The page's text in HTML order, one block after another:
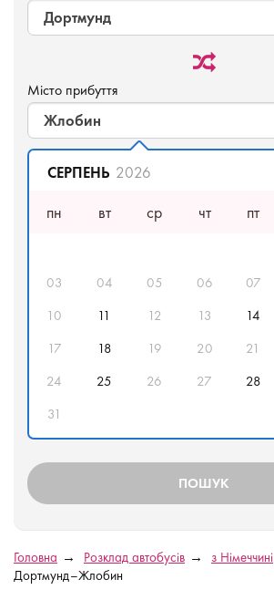
Дортмунд
Місто прибуття
Жлобин
СЕРПЕНЬ 2026
пн вт ср чт пт
03
04 05 06 07
10
11 12 13 14
17
18 19 20 21
24
25 26 27 28
31
Головна Розклад автобусів з Німеччині
Дортмунд–Жлобин